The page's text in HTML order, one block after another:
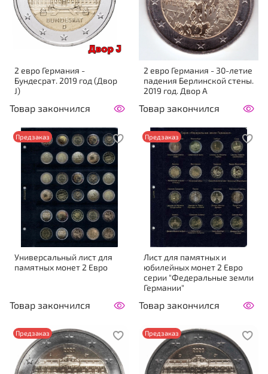
2 евро Германия -
Бундесрат. 2019 год (Двор
J)
Товар закончился
2 евро Германия - 30-летие
падения Берлинской стены.
2019 год. Двор А
Товар закончился
Предзаказ
Универсальный лист для
памятных монет 2 Евро
Товар закончился
Предзаказ
Лист для памятных и
юбилейных монет 2 Евро
серии "Федеральные земли
Германии"
Товар закончился
Предзаказ Предзаказ